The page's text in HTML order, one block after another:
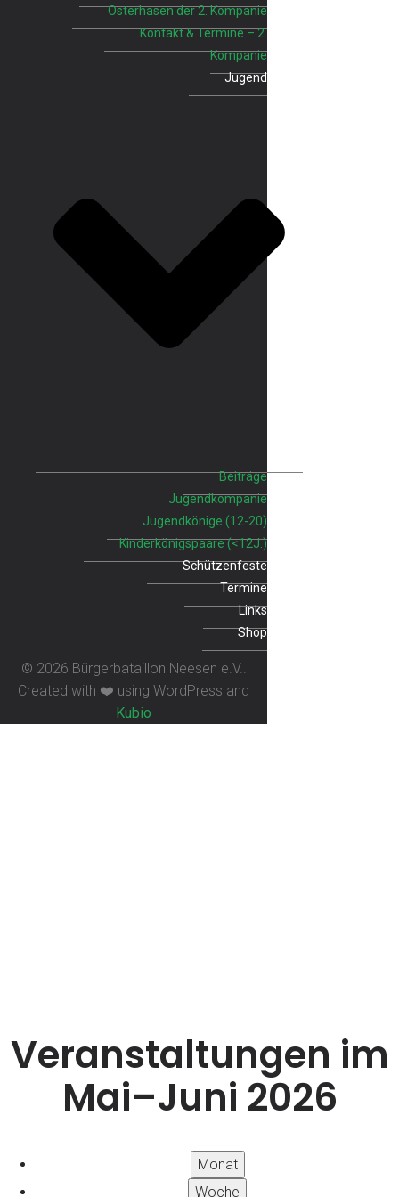
Osterhasen der 2. Kompanie
Kontakt & Termine – 2.
Kompanie
Jugend
Beiträge
Jugendkompanie
Jugendkönige (12-20)
Kinderkönigspaare (<12J.)
Schützenfeste
Termine
Links
Shop
© 2026 Bürgerbataillon Neesen e.V..
Created with ❤️ using WordPress and
Kubio
Veranstaltungen im
Mai–Juni 2026
Monat
Woche